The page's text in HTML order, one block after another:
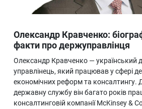
Олександр Кравченко:
факти про держуправлінця
Олександр Кравченко — український
управлінець, який працював у сфері
економічних реформ та консалтингу.
державну службу він багато років
консалтинговій компанії McKinsey &